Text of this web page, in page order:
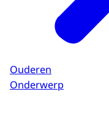
Ouderen
Onderwerp